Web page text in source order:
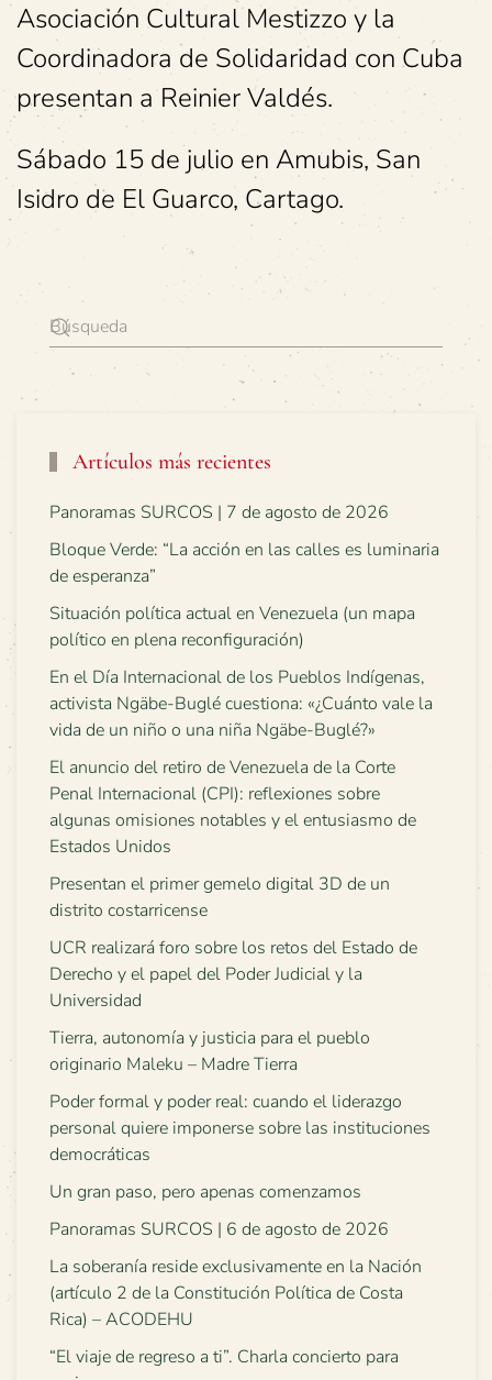
Asociación Cultural Mestizzo y la
Coordinadora de Solidaridad con Cuba
presentan a Reinier Valdés.
Sábado 15 de julio en Amubis, San
Isidro de El Guarco, Cartago.
Artículos más recientes
Panoramas SURCOS | 7 de agosto de 2026
Bloque Verde: “La acción en las calles es luminaria
de esperanza”
Situación política actual en Venezuela (un mapa
político en plena reconfiguración)
En el Día Internacional de los Pueblos Indígenas,
activista Ngäbe-Buglé cuestiona: «¿Cuánto vale la
vida de un niño o una niña Ngäbe-Buglé?»
El anuncio del retiro de Venezuela de la Corte
Penal Internacional (CPI): reflexiones sobre
algunas omisiones notables y el entusiasmo de
Estados Unidos
Presentan el primer gemelo digital 3D de un
distrito costarricense
UCR realizará foro sobre los retos del Estado de
Derecho y el papel del Poder Judicial y la
Universidad
Tierra, autonomía y justicia para el pueblo
originario Maleku – Madre Tierra
Poder formal y poder real: cuando el liderazgo
personal quiere imponerse sobre las instituciones
democráticas
Un gran paso, pero apenas comenzamos
Panoramas SURCOS | 6 de agosto de 2026
La soberanía reside exclusivamente en la Nación
(artículo 2 de la Constitución Política de Costa
Rica) – ACODEHU
“El viaje de regreso a ti”. Charla concierto para